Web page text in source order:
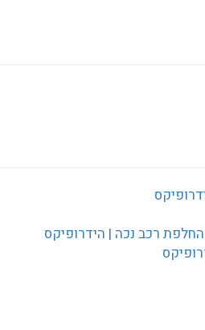
רכב נכה | הידרופיקס